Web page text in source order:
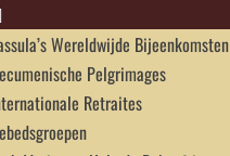
Wereldwijde Bijeenkomsten
Pelgrimages
Retraites